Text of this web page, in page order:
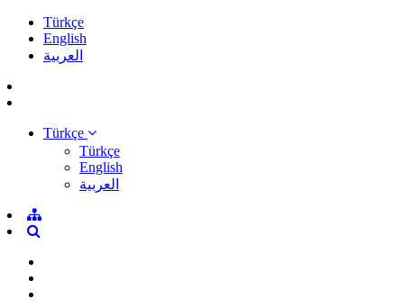
Türkçe
English
العربية
Türkçe
Türkçe
English
العربية